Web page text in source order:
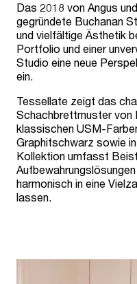
Das 2018 von Angus
gegründete Buchanan
und vielfältige Ästhetik
Portfolio und einer
Studio eine neue
ein.
Tessellate zeigt das
Schachbrettmuster von
klassischen USM-
Graphitschwarz sowie
Kollektion umfasst
harmonisch in eine
lassen.